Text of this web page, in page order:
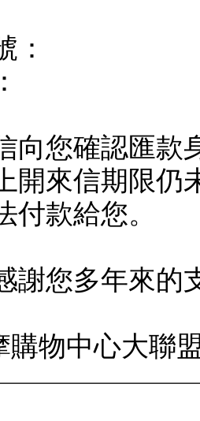
：
向您確認匯款
開來信期限仍
付款給您。
謝您多年來的
購物中心大